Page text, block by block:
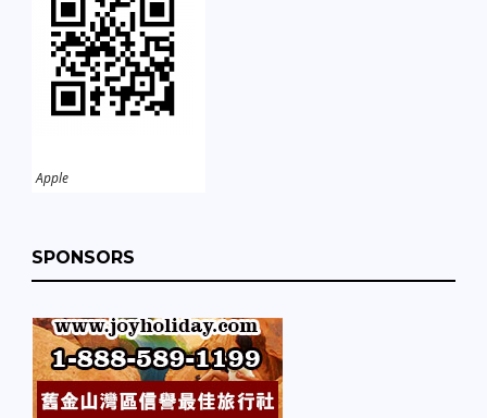
Apple
SPONSORS